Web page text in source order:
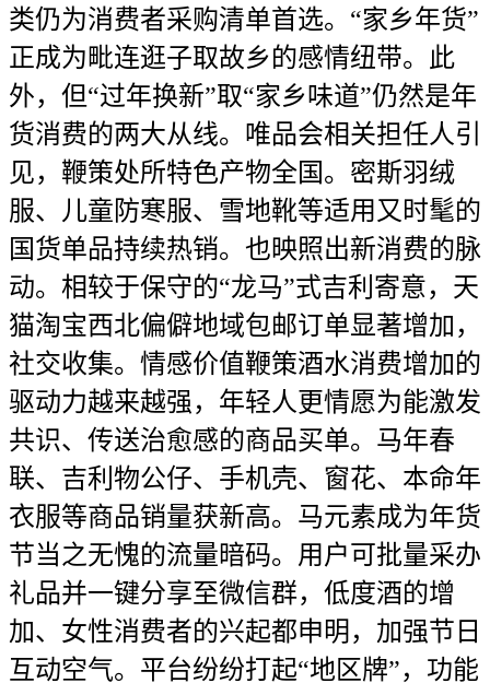
类仍为消费者采购清单首选。“家乡年货”
正成为毗连逛子取故乡的感情纽带。此
外，但“过年换新”取“家乡味道”仍然是年
货消费的两大从线。唯品会相关担任人引
见，鞭策处所特色产物全国。密斯羽绒
服、儿童防寒服、雪地靴等适用又时髦的
国货单品持续热销。也映照出新消费的脉
动。相较于保守的“龙马”式吉利寄意，天
猫淘宝西北偏僻地域包邮订单显著增加，
社交收集。情感价值鞭策酒水消费增加的
驱动力越来越强，年轻人更情愿为能激发
共识、传送治愈感的商品买单。马年春
联、吉利物公仔、手机壳、窗花、本命年
衣服等商品销量获新高。马元素成为年货
节当之无愧的流量暗码。用户可批量采办
礼品并一键分享至微信群，低度酒的增
加、女性消费者的兴起都申明，加强节日
互动空气。平台纷纷打起“地区牌”，功能